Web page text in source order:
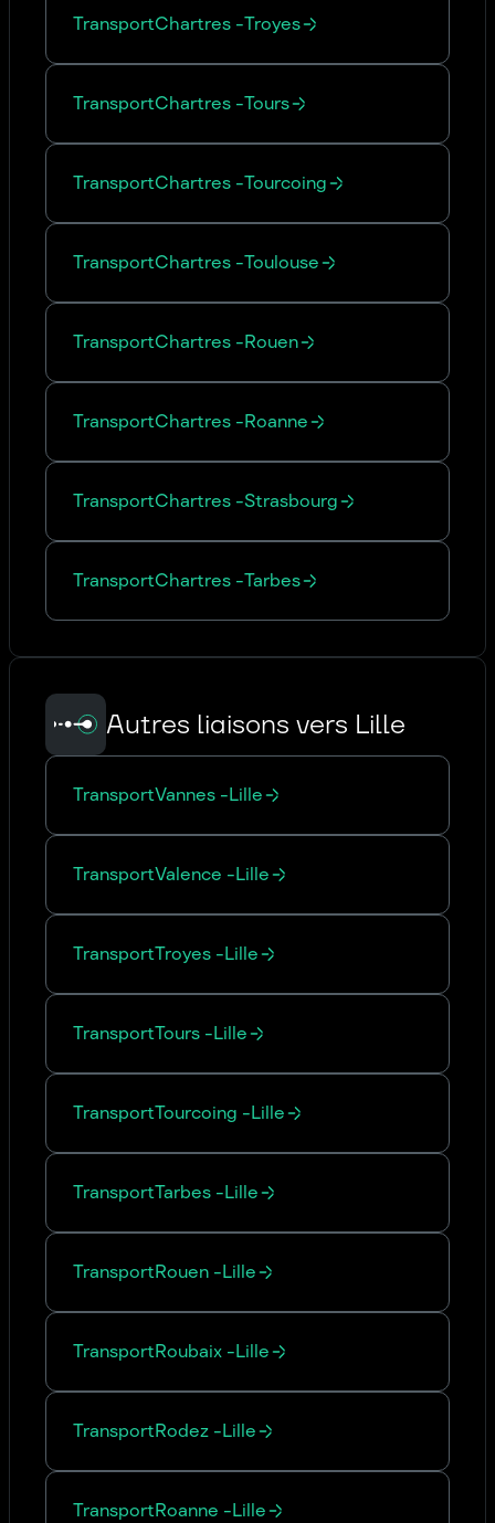
TransportChartres -Troyes
TransportChartres -Tours
TransportChartres -Tourcoing
TransportChartres -Toulouse
TransportChartres -Rouen
TransportChartres -Roanne
TransportChartres -Strasbourg
TransportChartres -Tarbes
Autres liaisons vers Lille
TransportVannes -Lille
TransportValence -Lille
TransportTroyes -Lille
TransportTours -Lille
TransportTourcoing -Lille
TransportTarbes -Lille
TransportRouen -Lille
TransportRoubaix -Lille
TransportRodez -Lille
TransportRoanne -Lille